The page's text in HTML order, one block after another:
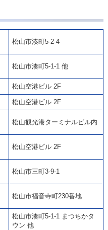
松山市湊町5-2-4
松山市湊町5-1-1 他
松山空港ビル 2F
松山空港ビル 2F
松山観光港ターミナルビル内
松山空港ビル 2F
松山市三町3-9-1
松山市福音寺町230番地
松山市湊町5-1-1 まつちかタ
ウン 他